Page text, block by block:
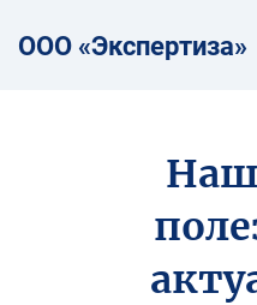
ООО «Экспертиза»
Наш